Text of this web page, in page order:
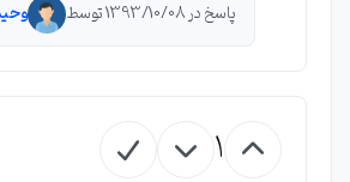
پاسخ در 1393/10/08 توسط
1